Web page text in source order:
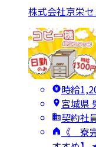
株式会社京栄セ
時給
宮城県
契約社
《 寮